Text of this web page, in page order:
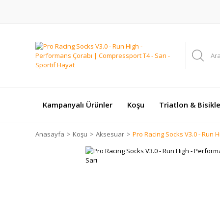
Kampanyalı Ürünler Koşu Triatlon &
Anasayfa Koşu Aksesuar Pro Racing Socks V3.0 - Run